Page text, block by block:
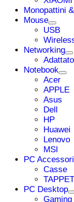
Monopattini
Mouse
USB
Networking
Notebook
Acer
APPLE
Asus
Dell
HP
Huawei
Lenovo
MSI
PC Accessori
Casse
PC Desktop
Gaming